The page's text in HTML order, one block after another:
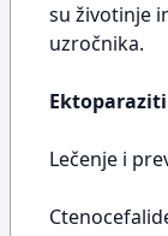
su životinje
uzročnika.
Ektoparaziti
Lečenje i